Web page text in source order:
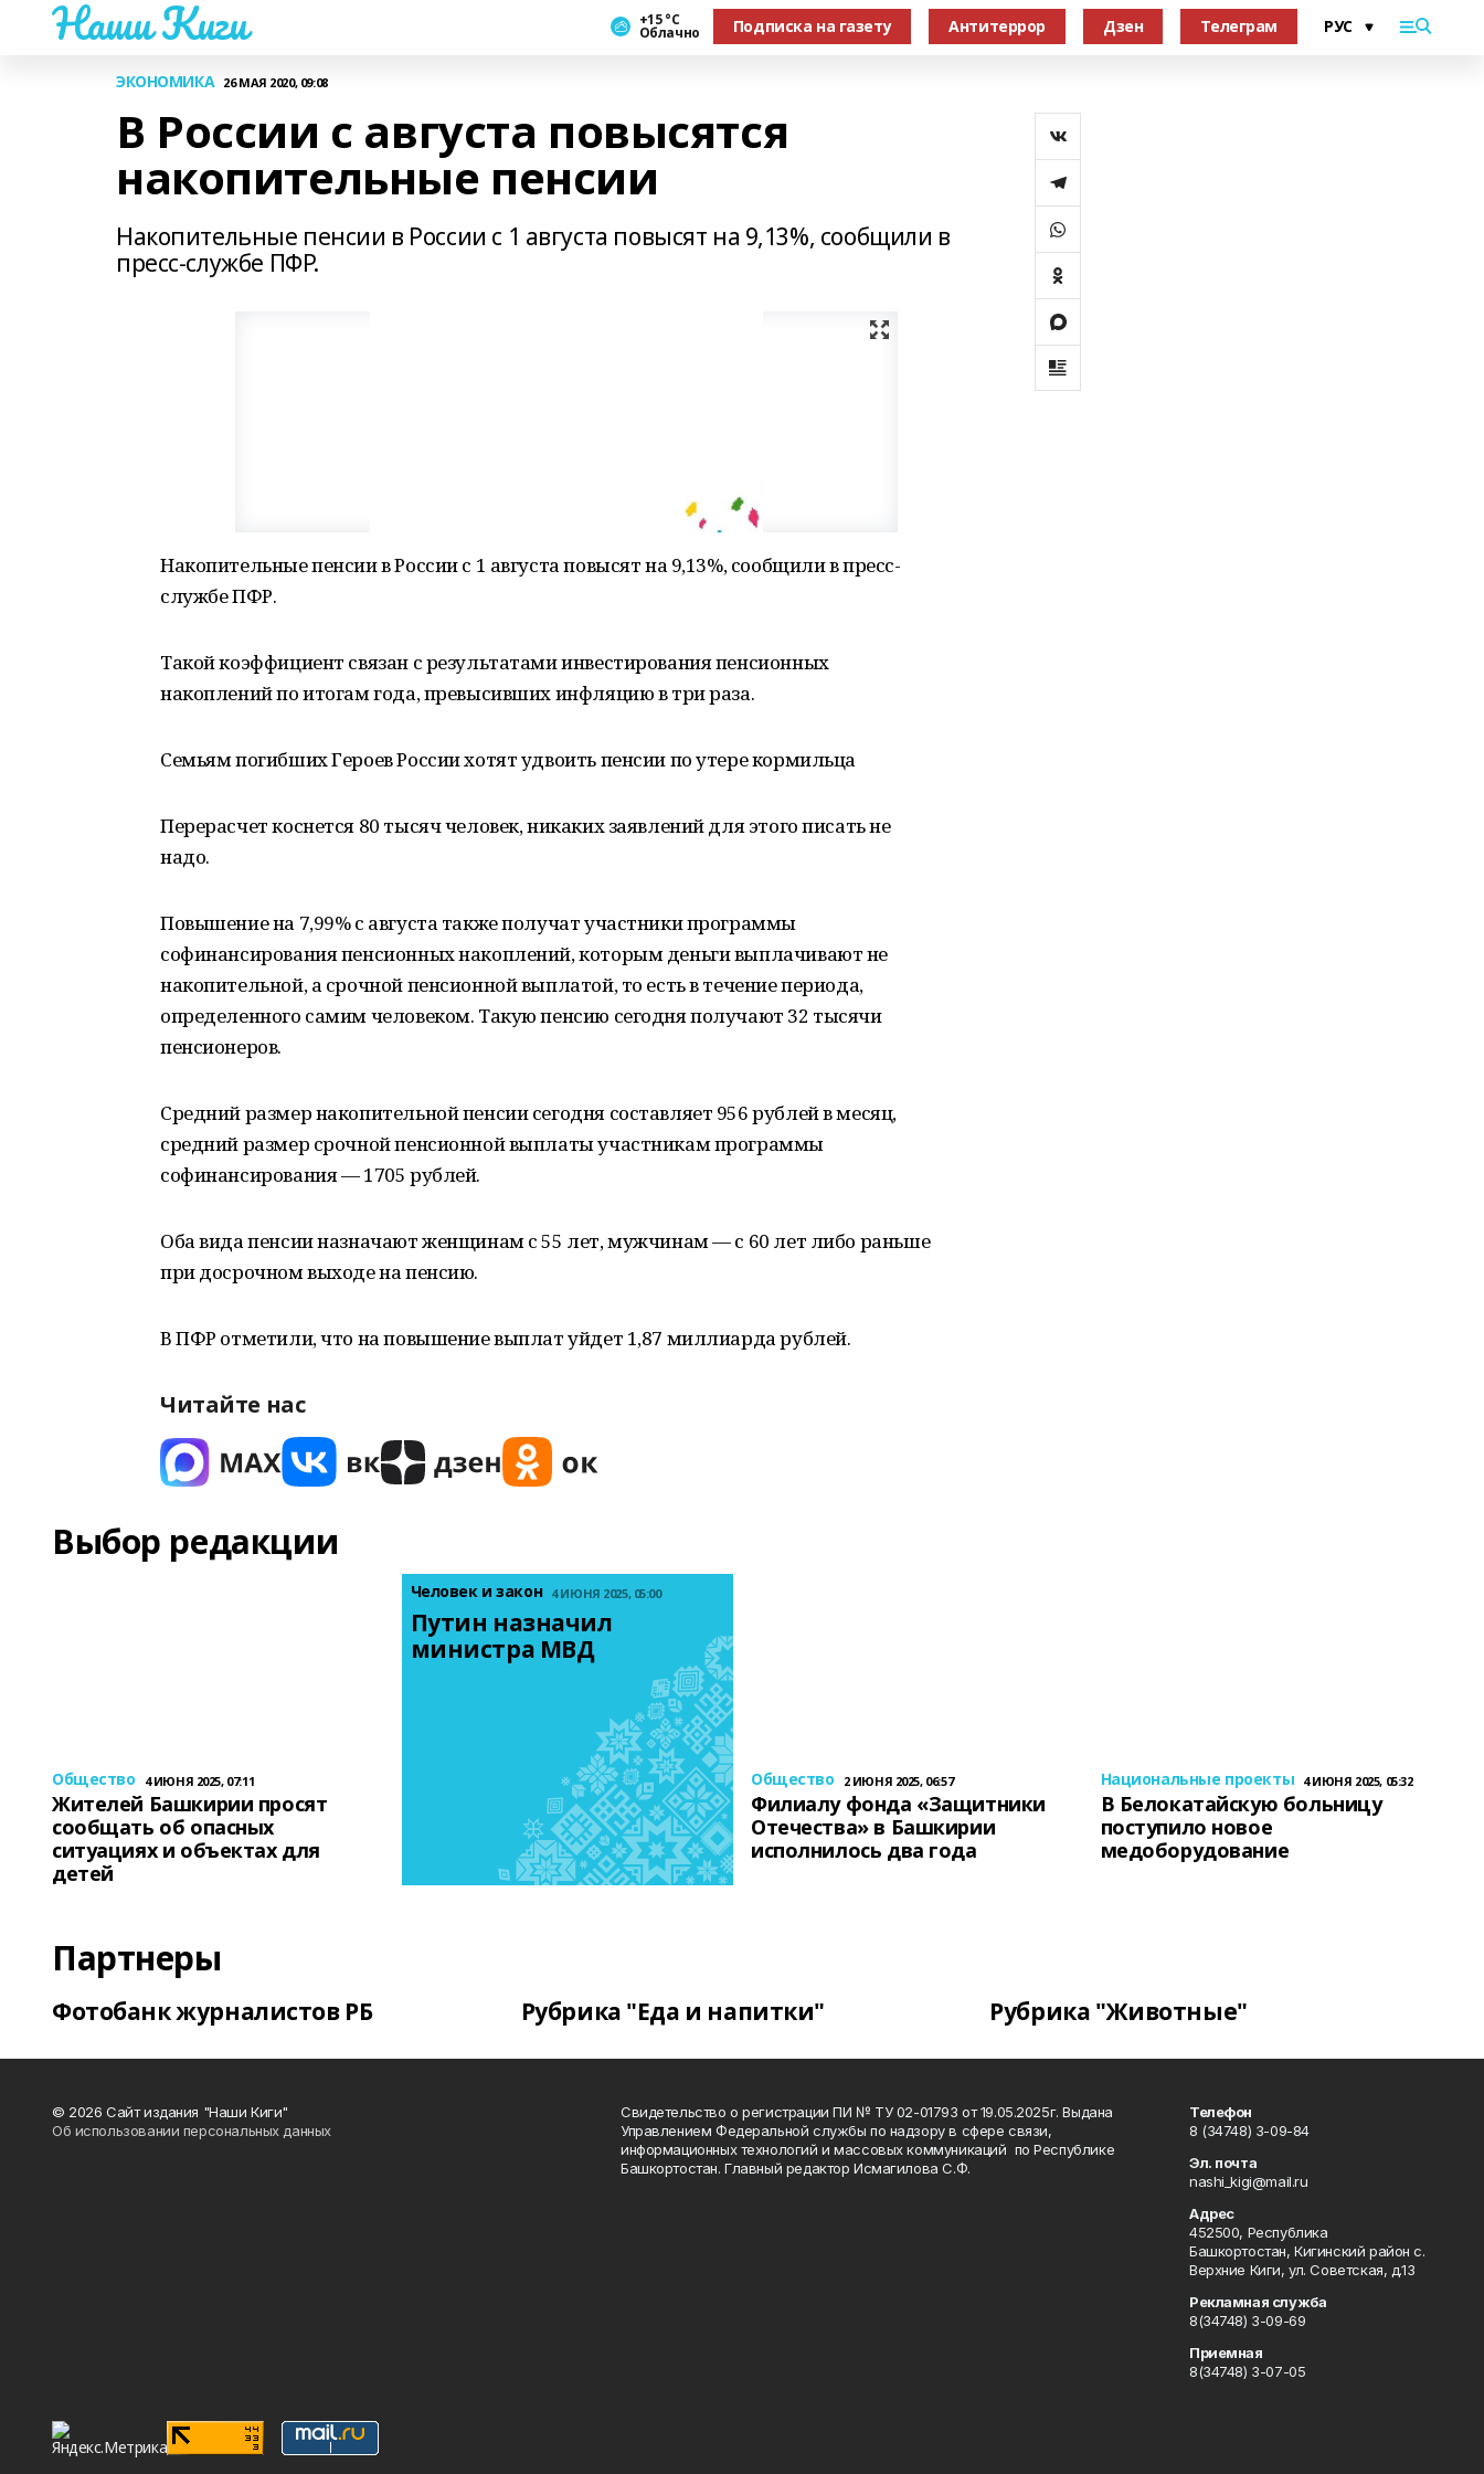
Наши Киги +15 °С
Облачно Подписка на газету Антитеррор Дзен Телеграм
ЭКОНОМИКА 26 МАЯ 2020, 09:08
В России с августа повысятся
накопительные пенсии
Накопительные пенсии в России с 1 августа повысят на 9,13%, сообщили в
пресс-службе ПФР.
Накопительные пенсии в России с 1 августа повысят на 9,13%, сообщили в пресс-
службе ПФР.
Такой коэффициент связан с результатами инвестирования пенсионных
накоплений по итогам года, превысивших инфляцию в три раза.
Семьям погибших Героев России хотят удвоить пенсии по утере кормильца
Перерасчет коснется 80 тысяч человек, никаких заявлений для этого писать не
надо.
Повышение на 7,99% с августа также получат участники программы
софинансирования пенсионных накоплений, которым деньги выплачивают не
накопительной, а срочной пенсионной выплатой, то есть в течение периода,
определенного самим человеком. Такую пенсию сегодня получают 32 тысячи
пенсионеров.
Средний размер накопительной пенсии сегодня составляет 956 рублей в месяц,
средний размер срочной пенсионной выплаты участникам программы
софинансирования — 1705 рублей.
Оба вида пенсии назначают женщинам с 55 лет, мужчинам — с 60 лет либо раньше
при досрочном выходе на пенсию.
В ПФР отметили, что на повышение выплат уйдет 1,87 миллиарда рублей.
Читайте нас
Выбор редакции
Общество 4 ИЮНЯ 2025, 07:11
Жителей Башкирии просят
сообщать об опасных
ситуациях и объектах для
детей
Человек и закон 4 ИЮНЯ 2025, 05:00
Путин назначил
министра МВД
Общество 2 ИЮНЯ 2025, 06:57
Филиалу фонда «Защитники
Отечества» в Башкирии
исполнилось два года
Национальные проекты 4 ИЮНЯ 2025, 05:32
В Белокатайскую больницу
поступило новое
медоборудование
Партнеры
Фотобанк журналистов РБ Рубрика "Еда и напитки" Рубрика "Животные"
© 2026 Сайт издания "Наши Киги"
Об использовании персональных данных
Свидетельство о регистрации ПИ № ТУ 02-01793 от 19.05.2025г. Выдана
Управлением Федеральной службы по надзору в сфере связи,
информационных технологий и массовых коммуникаций по Республике
Башкортостан. Главный редактор Исмагилова С.Ф.
Телефон
8 (34748) 3-09-84
Эл. почта
nashi_kigi@mail.ru
Адрес
452500, Республика
Башкортостан, Кигинский район с.
Верхние Киги, ул. Советская, д.13
Рекламная служба
8(34748) 3-09-69
Приемная
8(34748) 3-07-05